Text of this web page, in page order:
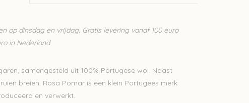
op dinsdag en vrijdag. Gratis levering vanaf 100 euro
in Nederland
samengesteld uit 100% Portugese wol. Naast
breien. Rosa Pomar is een klein Portugees merk
en verwerkt.